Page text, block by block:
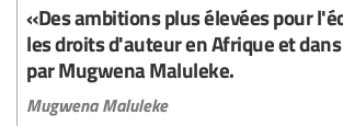
«Des ambitions plus élevées pour
les droits d'auteur en Afrique et
par Mugwena Maluleke.
Mugwena Maluleke